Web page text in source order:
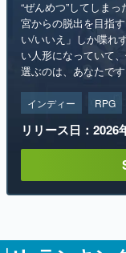
選ぶのは、あなたで
インディー RPG
リリース日：2026
ランキン
1